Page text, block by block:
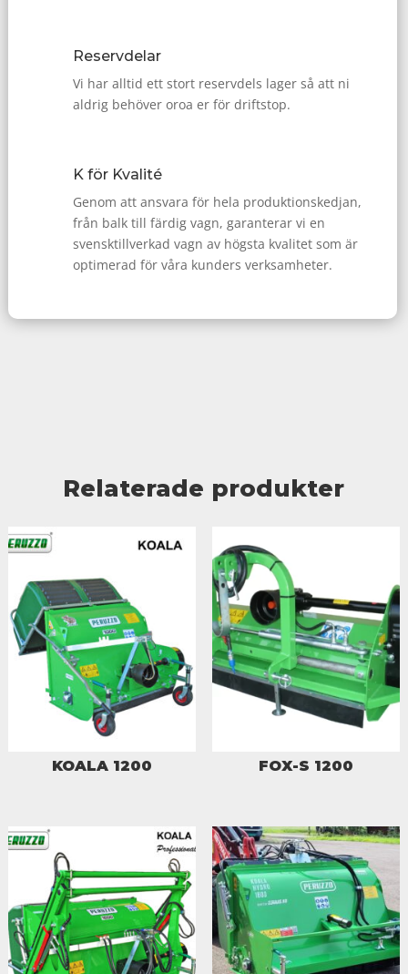
Reservdelar
Vi har alltid ett stort reservdels lager så att ni
aldrig behöver oroa er för driftstop.
K för Kvalité
Genom att ansvara för hela produktionskedjan,
från balk till färdig vagn, garanterar vi en
svensktillverkad vagn av högsta kvalitet som är
optimerad för våra kunders verksamheter.
Relaterade produkter
KOALA 1200 FOX-S 1200